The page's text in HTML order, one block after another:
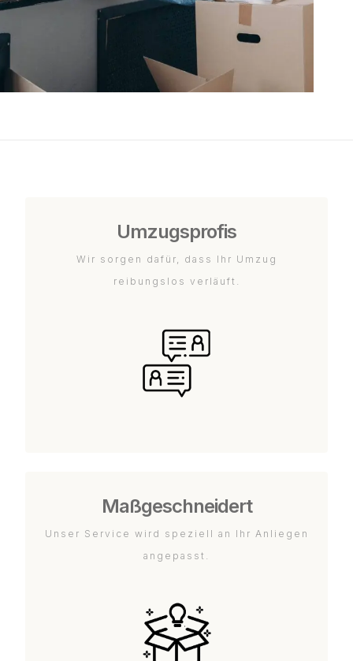
Umzugsprofis
Wir sorgen dafür, dass Ihr Umzug
reibungslos verläuft.
Maßgeschneidert
Unser Service wird speziell an Ihr Anliegen
angepasst.